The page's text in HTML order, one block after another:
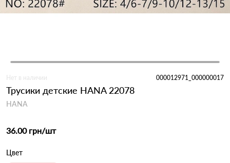
Нет в наличии 000012971_000000017
Трусики детские HANA 22078
HANA
36.00 грн/шт
Цвет